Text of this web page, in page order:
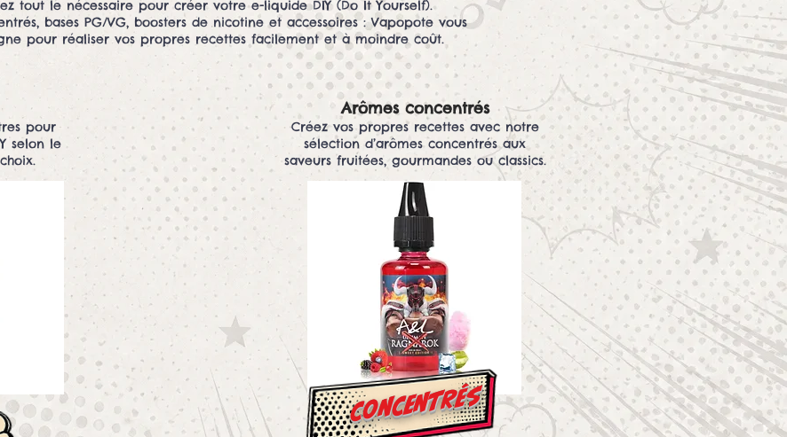
tout le nécessaire pour créer votre e-liquide DIY (Do It Yourself).
bases PG/VG, boosters de nicotine et accessoires : Vapopote vous
pour réaliser vos propres recettes facilement et à moindre coût.
pour
selon le
Arômes concentrés
Créez vos propres recettes avec notre
sélection d’arômes concentrés aux
saveurs fruitées, gourmandes ou classics.
concentrés